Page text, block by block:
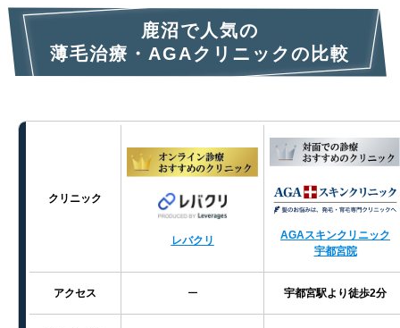
鹿沼で人気の
薄毛治療・AGAクリニックの比較
クリニック
レバクリ
AGAスキンクリニック
宇都宮院
アクセス ー 宇都宮駅より徒歩2分